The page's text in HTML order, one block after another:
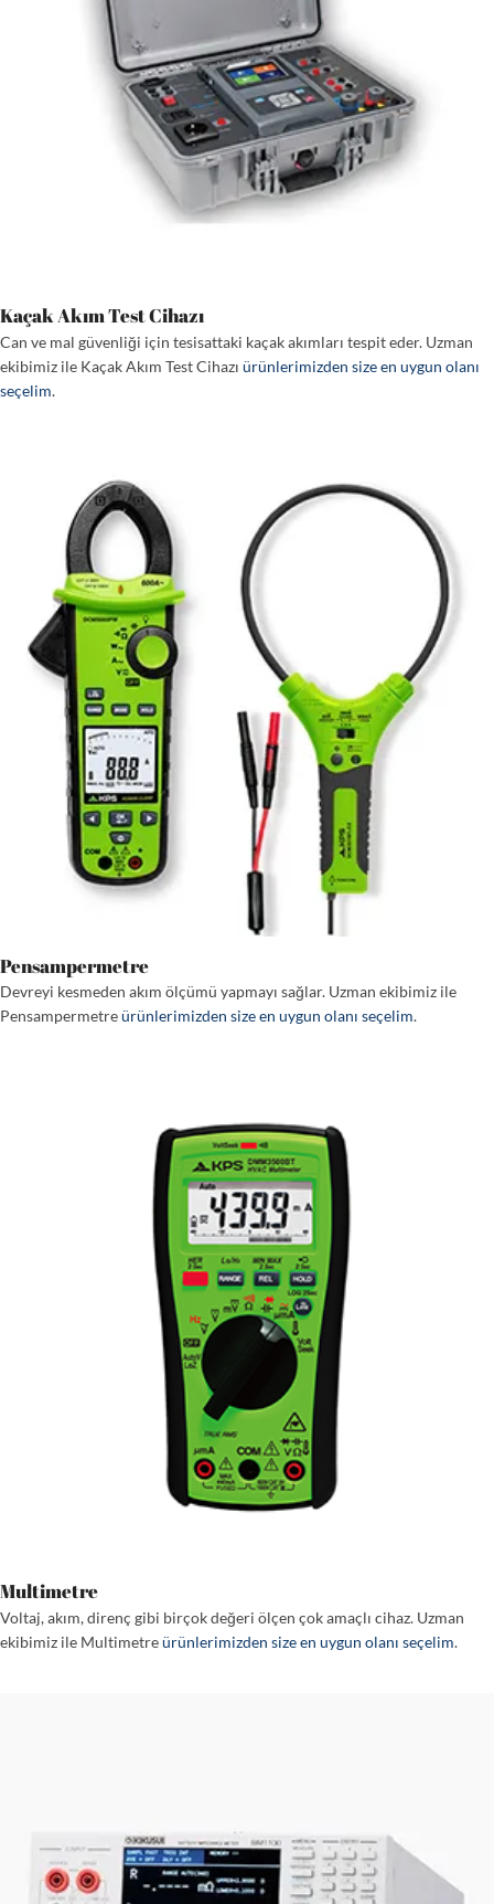
Kaçak Akım Test Cihazı
Can ve mal güvenliği için tesisattaki kaçak akımları tespit eder. Uzman
ekibimiz ile Kaçak Akım Test Cihazı ürünlerimizden size en uygun olanı
seçelim.
Pensampermetre
Devreyi kesmeden akım ölçümü yapmayı sağlar. Uzman ekibimiz ile
Pensampermetreürünlerimizden size en uygun olanı seçelim.
Multimetre
Voltaj, akım, direnç gibi birçok değeri ölçen çok amaçlı cihaz. Uzman
ekibimiz ile Multimetreürünlerimizden size en uygun olanı seçelim.